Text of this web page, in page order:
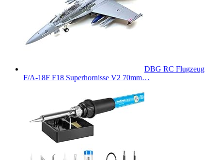
DBG RC Flugzeug
F/A-18F F18 Superhornisse V2 70mm…